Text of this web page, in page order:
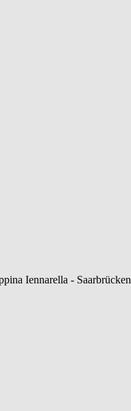
Iennarella - Saarbrücken